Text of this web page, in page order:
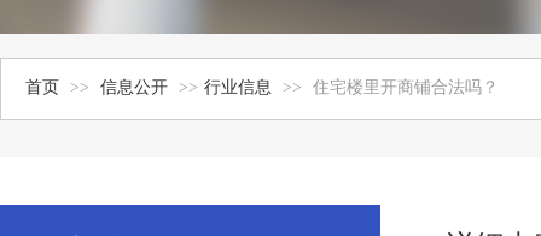
首页 >> 信息公开 >> 行业信息 >> 住宅楼里开商铺合法吗？